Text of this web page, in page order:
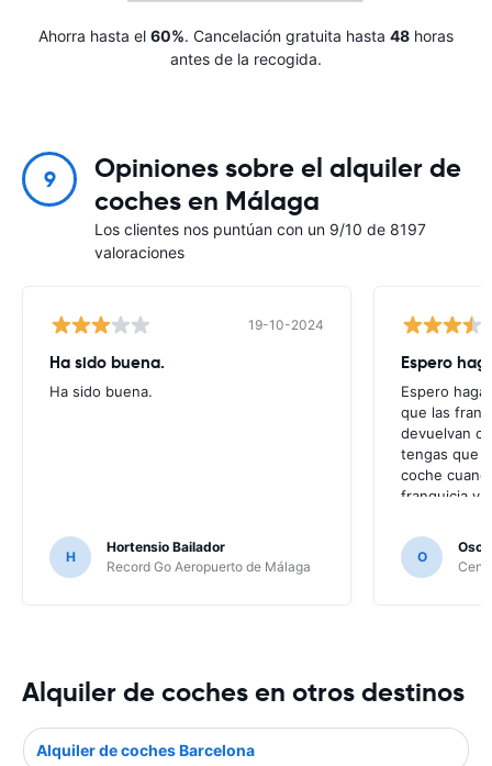
Ahorra hasta el 60%. Cancelación gratuita hasta 48 horas
antes de la recogida.
9
Opiniones sobre el alquiler de
coches en Málaga
Los clientes nos puntúan con un 9/10 de 8197
valoraciones
19-10-2024
Ha sido buena.
Ha sido buena.
H
Hortensio Bailador
Record Go Aeropuerto de Málaga
Espero
Espero
que las
devuelvan
tengas que
coche
franquicia y
través de
Centauro,
mejor que
O
Alquiler de coches en otros destinos
Alquiler de coches Barcelona